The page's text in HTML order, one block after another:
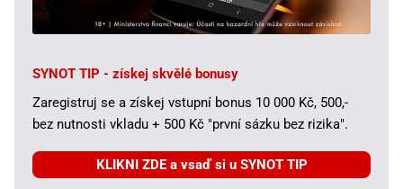
SYNOT TIP - získej skvělé bonusy
Zaregistruj se a získej vstupní bonus 10 000 Kč, 500,-
bez nutnosti vkladu + 500 Kč "první sázku bez rizika".
KLIKNI ZDE a vsaď si u SYNOT TIP